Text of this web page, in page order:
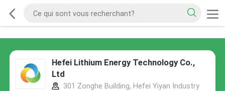
Hefei Lithium Energy Technology Co.,
Ltd
301 Zonghe Building, Hefei Yiyan Industry